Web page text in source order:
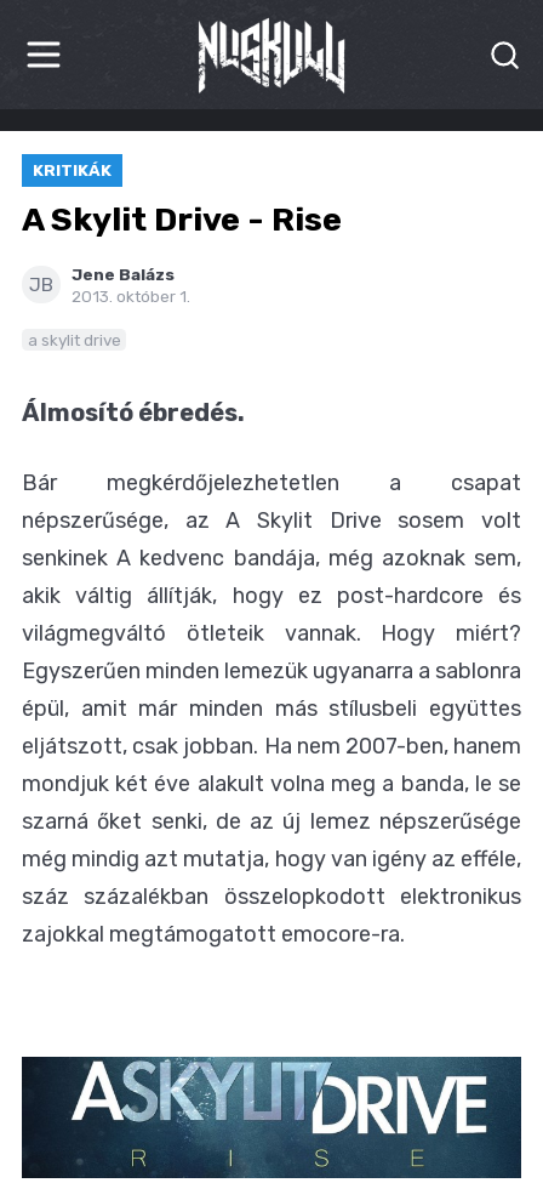
HÍREK
KRITIKÁK
INTERJÚK
KULT
MÁSVILÁG
BLOG
KRITIKÁK
A Skylit Drive - Rise
JB
Jene Balázs
2013. október 1.
a skylit drive
Álmosító ébredés.
Bár megkérdőjelezhetetlen a csapat
népszerűsége, az A Skylit Drive sosem volt
senkinek A kedvenc bandája, még azoknak sem,
akik váltig állítják, hogy ez post-hardcore és
világmegváltó ötleteik vannak. Hogy miért?
Egyszerűen minden lemezük ugyanarra a sablonra
épül, amit már minden más stílusbeli együttes
eljátszott, csak jobban. Ha nem 2007-ben, hanem
mondjuk két éve alakult volna meg a banda, le se
szarná őket senki, de az új lemez népszerűsége
még mindig azt mutatja, hogy van igény az efféle,
száz százalékban összelopkodott elektronikus
zajokkal megtámogatott emocore-ra.